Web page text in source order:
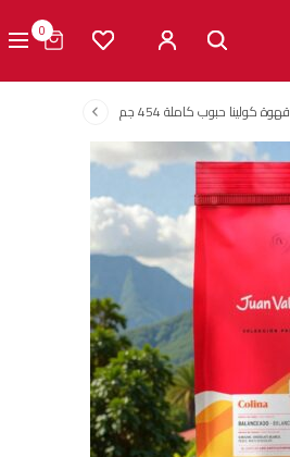
0
قهوة كولينا حبوب كاملة 454 جم